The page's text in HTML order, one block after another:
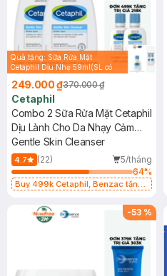
Quà tặng: Sữa Rửa Mặt
Cetaphil Dịu Nhẹ 59ml(SL có
249.000 ₫370.000 ₫
Cetaphil
Combo 2 Sữa Rửa Mặt Cetaphil
Dịu Lành Cho Da Nhạy Cảm
125ml
Gentle Skin Cleanser
4.7 (22)
5/tháng
64%
Buy 499k Cetaphil, Benzac tặng
-53 %